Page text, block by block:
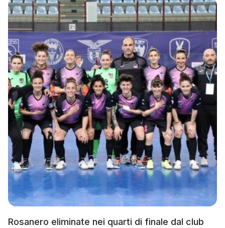
Rosanero eliminate nei quarti di finale dal club